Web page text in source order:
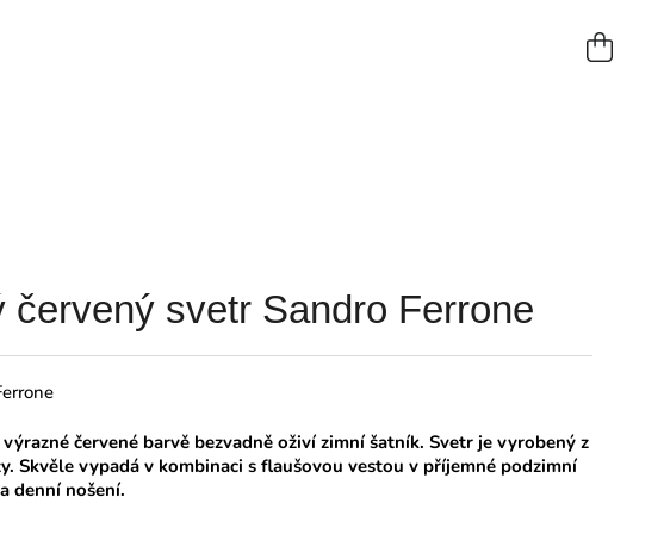
červený svetr Sandro Ferrone
červené barvě bezvadně oživí zimní šatník. Svetr je vyrobený z
Skvěle vypadá v kombinaci s flaušovou vestou v příjemné podzimní
denní nošení.